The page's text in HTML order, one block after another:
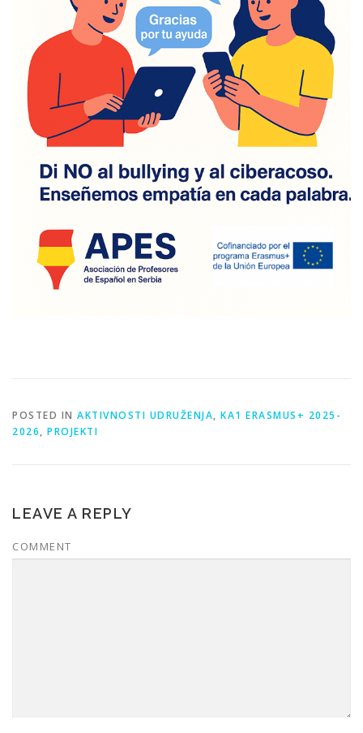
POSTED IN AKTIVNOSTI UDRUŽENJA, KA1 ERASMUS+ 2025-
2026, PROJEKTI
LEAVE A REPLY
COMMENT